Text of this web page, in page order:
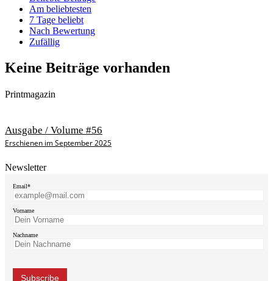
Am beliebtesten
7 Tage beliebt
Nach Bewertung
Zufällig
Keine Beiträge vorhanden
Printmagazin
Ausgabe / Volume #56
Erschienen im September 2025
Newsletter
Email*
Vorname
Nachname